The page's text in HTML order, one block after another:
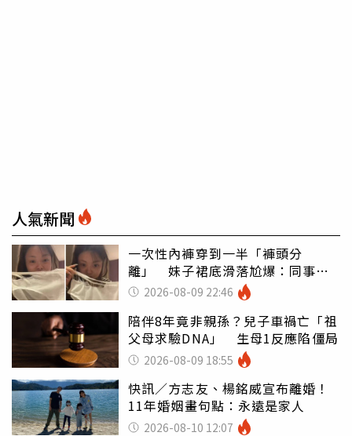
人氣新聞
一次性內褲穿到一半「褲頭分
離」 妹子裙底滑落尬爆：同事全
看光2026-08-09 22:46
陪伴8年竟非親孫？兒子車禍亡「祖
父母求驗DNA」 生母1反應陷僵局
2026-08-09 18:55
快訊／方志友、楊銘威宣布離婚！
11年婚姻畫句點：永遠是家人
2026-08-10 12:07